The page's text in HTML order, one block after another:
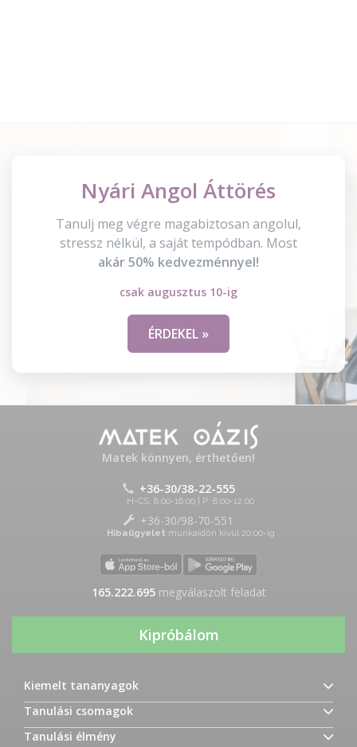
Nyári Angol Áttörés
Tanulj meg végre magabiztosan angolul,
stressz nélkül, a saját tempódban. Most
akár 50% kedvezménnyel!
csak augusztus 10-ig
ÉRDEKEL »
Matek könnyen, érthetően!
+36-30/38-22-555
H-CS: 8:00-16:00 | P: 8:00-12:00
+36-30/98-70-551
Hibaügyelet munkaidőn kívül 20:00-ig
165.222.695megválaszolt feladat
Kipróbálom
Kiemelt tananyagok
Tanulási csomagok
Tanulási élmény